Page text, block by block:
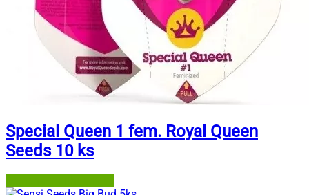
Special Queen 1 fem. Royal Queen
Seeds 10 ks